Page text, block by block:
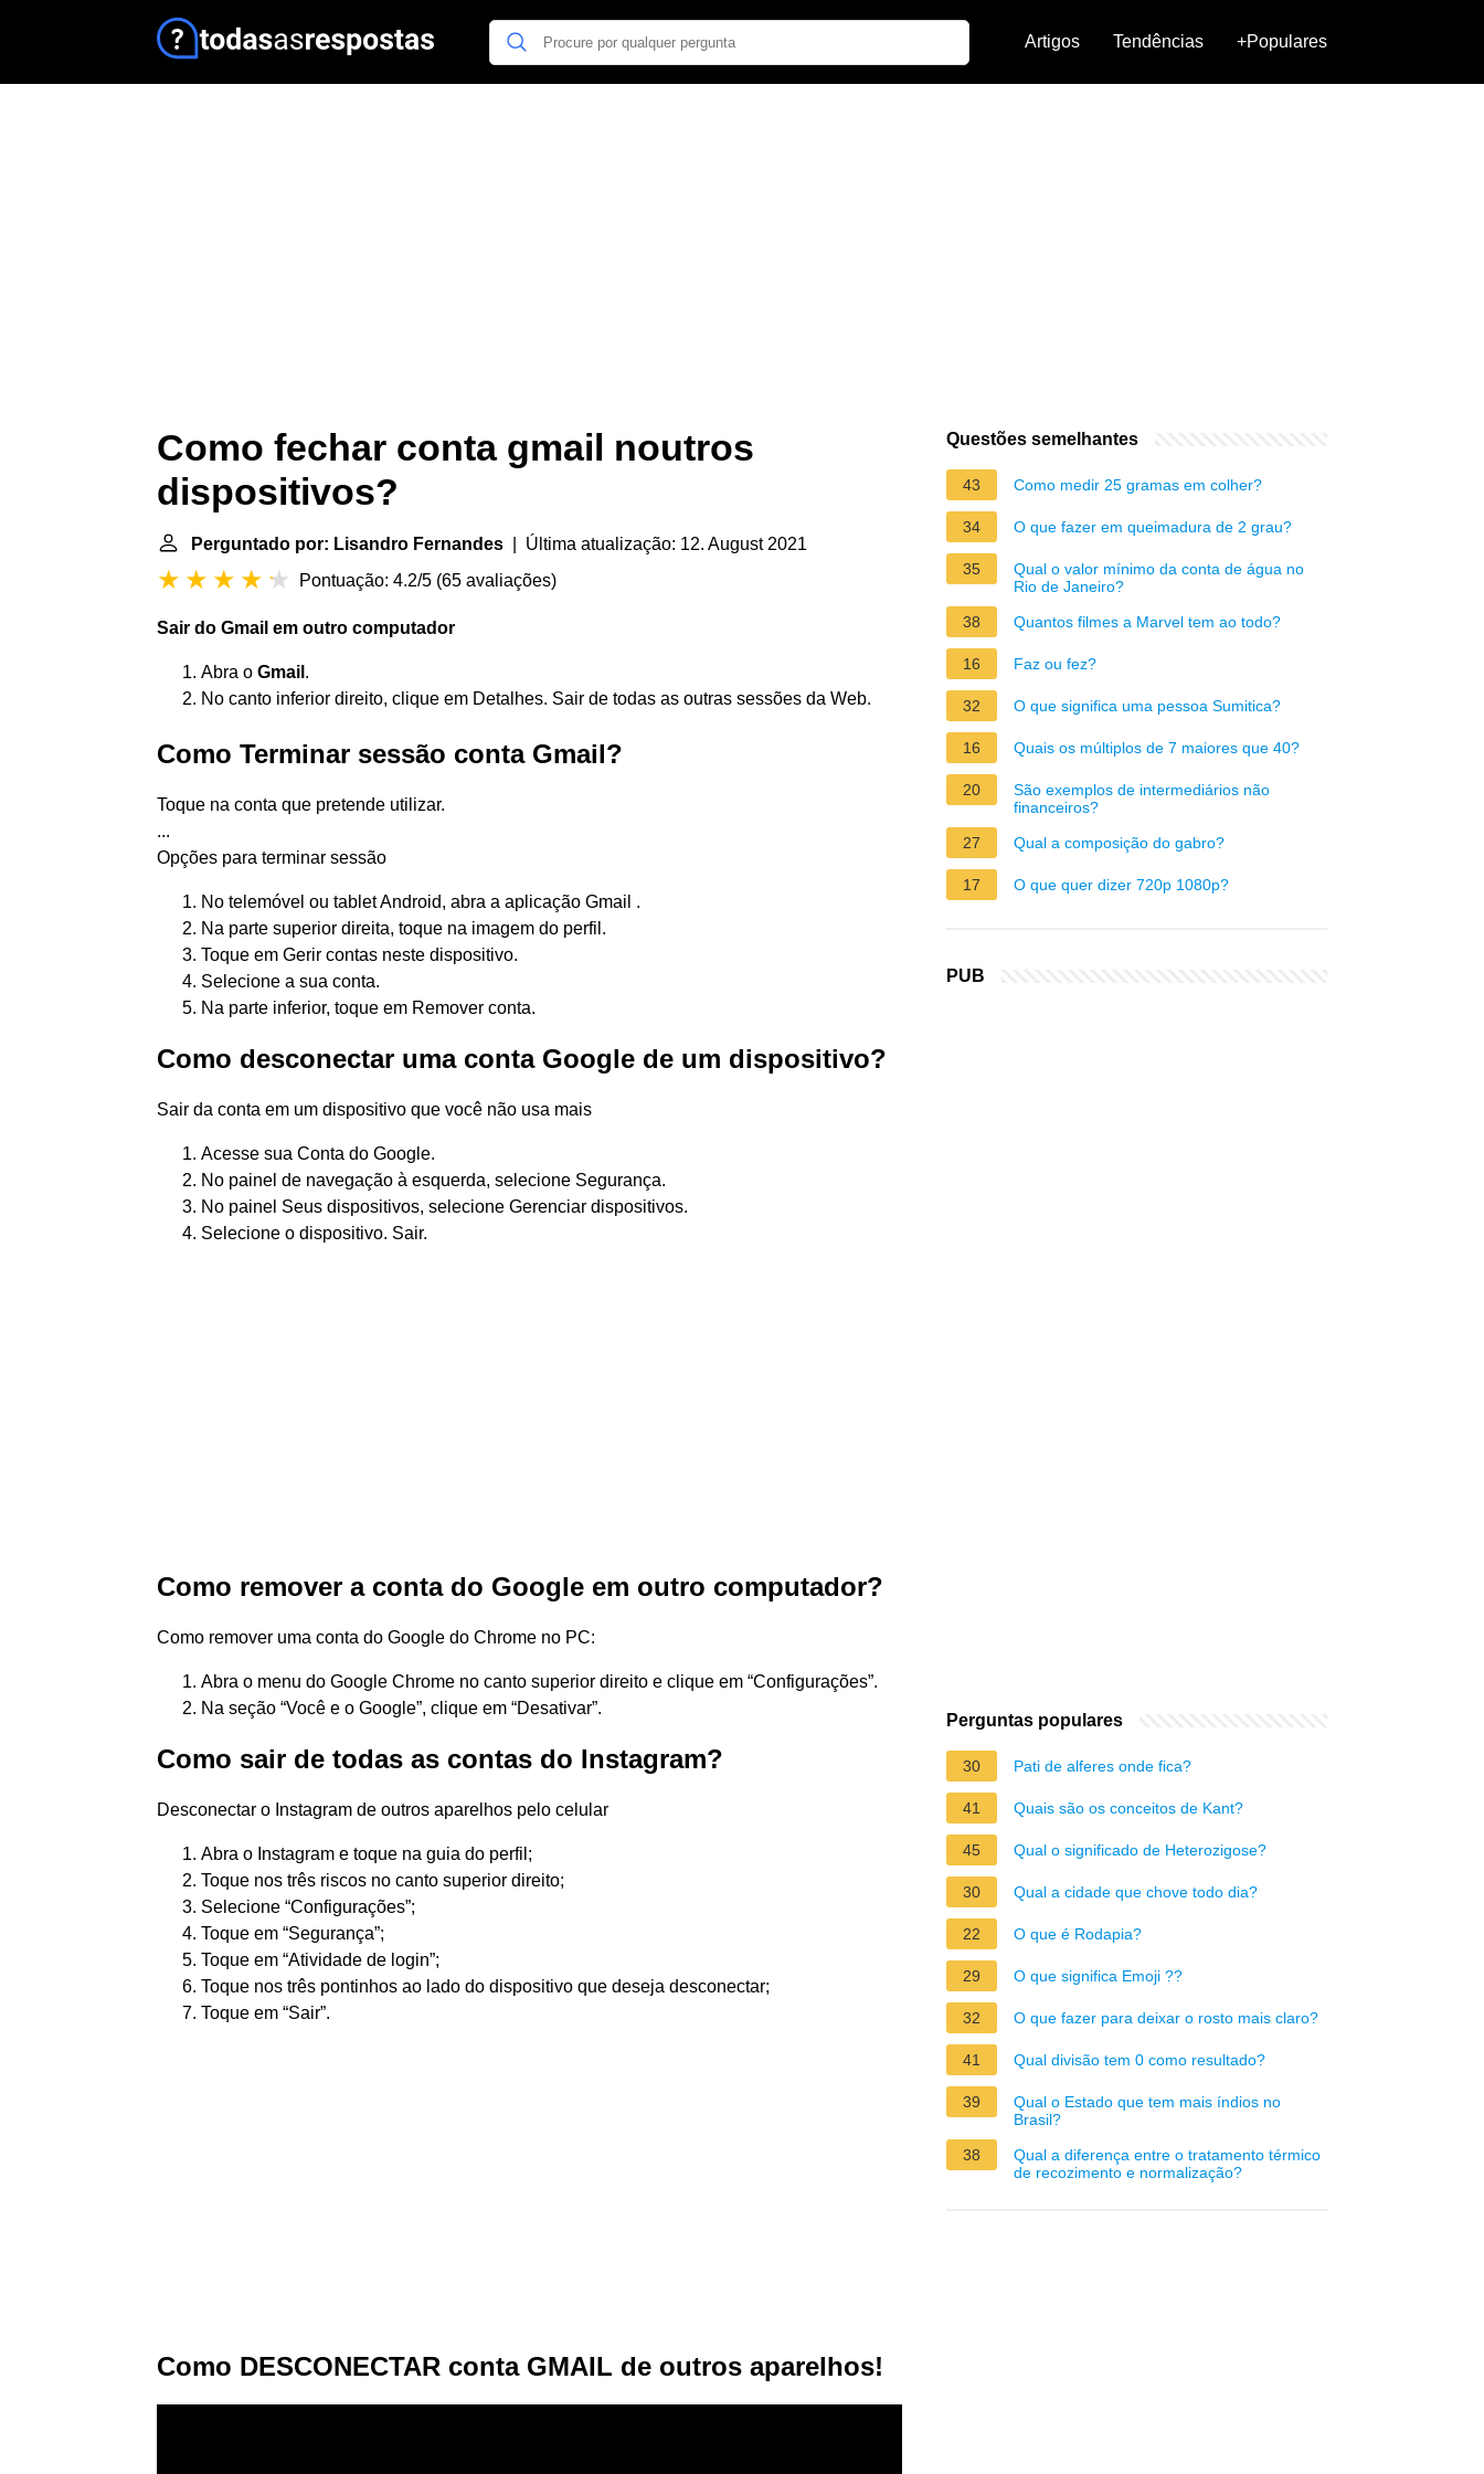
Artigos Tendências +Populares
Como fechar conta gmail noutros
dispositivos?
Perguntado por: Lisandro Fernandes | Última atualização: 12. August 2021
Pontuação: 4.2/5 (65 avaliações)
Sair do Gmail em outro computador
Abra o Gmail .
No canto inferior direito, clique em Detalhes. Sair de todas as outras sessões da Web.
Como Terminar sessão conta Gmail?
Toque na conta que pretende utilizar.
...
Opções para terminar sessão
No telemóvel ou tablet Android, abra a aplicação Gmail .
Na parte superior direita, toque na imagem do perfil.
Toque em Gerir contas neste dispositivo.
Selecione a sua conta.
Na parte inferior, toque em Remover conta.
Como desconectar uma conta Google de um dispositivo?
Sair da conta em um dispositivo que você não usa mais
Acesse sua Conta do Google.
No painel de navegação à esquerda, selecione Segurança.
No painel Seus dispositivos, selecione Gerenciar dispositivos.
Selecione o dispositivo. Sair.
Como remover a conta do Google em outro computador?
Como remover uma conta do Google do Chrome no PC:
Abra o menu do Google Chrome no canto superior direito e clique em “Configurações”.
Na seção “Você e o Google”, clique em “Desativar”.
Como sair de todas as contas do Instagram?
Desconectar o Instagram de outros aparelhos pelo celular
Abra o Instagram e toque na guia do perfil;
Toque nos três riscos no canto superior direito;
Selecione “Configurações”;
Toque em “Segurança”;
Toque em “Atividade de login”;
Toque nos três pontinhos ao lado do dispositivo que deseja desconectar;
Toque em “Sair”.
Como DESCONECTAR conta GMAIL de outros aparelhos!
Questões semelhantes
43 Como medir 25 gramas em colher?
34 O que fazer em queimadura de 2 grau?
35
Qual o valor mínimo da conta de água no
Rio de Janeiro?
38
Quantos filmes a Marvel tem ao todo?
16 Faz ou fez?
32 O que significa uma pessoa Sumitica?
16 Quais os múltiplos de 7 maiores que 40?
20
São exemplos de intermediários não
financeiros?
27
Qual a composição do gabro?
17 O que quer dizer 720p 1080p?
PUB
Perguntas populares
30 Pati de alferes onde fica?
41 Quais são os conceitos de Kant?
45 Qual o significado de Heterozigose?
30 Qual a cidade que chove todo dia?
22 O que é Rodapia?
29 O que significa Emoji ??
32 O que fazer para deixar o rosto mais claro?
41 Qual divisão tem 0 como resultado?
39
Qual o Estado que tem mais índios no
Brasil?
38
Qual a diferença entre o tratamento térmico
de recozimento e normalização?